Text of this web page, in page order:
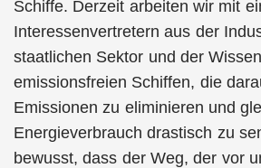
Schiffe. Derzeit arbeiten wir mit
Interessenvertretern aus der
staatlichen Sektor und der
emissionsfreien Schiffen, die
Emissionen zu eliminieren und
Energieverbrauch drastisch zu
bewusst, dass der Weg, der vor